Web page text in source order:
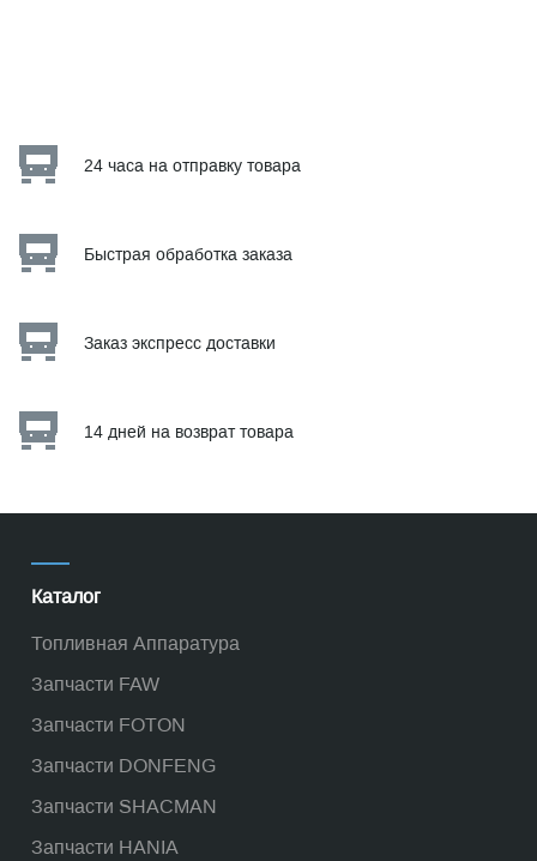
24 часа на отправку товара
Быстрая обработка заказа
Заказ экспресс доставки
14 дней на возврат товара
Каталог
Топливная Аппаратура
Запчасти FAW
Запчасти FOTON
Запчасти DONFENG
Запчасти SHACMAN
Запчасти HANIA